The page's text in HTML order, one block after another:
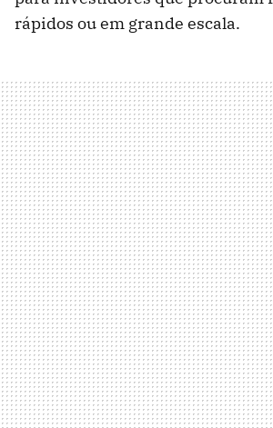
rápidos ou em grande escala.